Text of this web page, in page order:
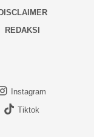
DISCLAIMER
REDAKSI
Instagram
Tiktok